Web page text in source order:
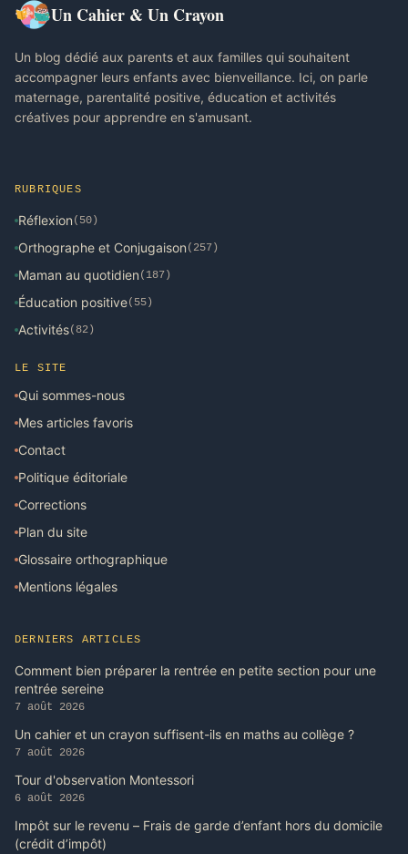
Un Cahier & Un Crayon
Un blog dédié aux parents et aux familles qui souhaitent
accompagner leurs enfants avec bienveillance. Ici, on parle
maternage, parentalité positive, éducation et activités
créatives pour apprendre en s'amusant.
RUBRIQUES
Réflexion (50)
Orthographe et Conjugaison (257)
Maman au quotidien (187)
Éducation positive(55)
Activités(82)
LE SITE
Qui sommes-nous
Mes articles favoris
Contact
Politique éditoriale
Corrections
Plan du site
Glossaire orthographique
Mentions légales
DERNIERS ARTICLES
Comment bien préparer la rentrée en petite section pour une
rentrée sereine
7 août 2026
Un cahier et un crayon suffisent-ils en maths au collège ?
7 août 2026
Tour d'observation Montessori
6 août 2026
Impôt sur le revenu – Frais de garde d’enfant hors du domicile
(crédit d’impôt)